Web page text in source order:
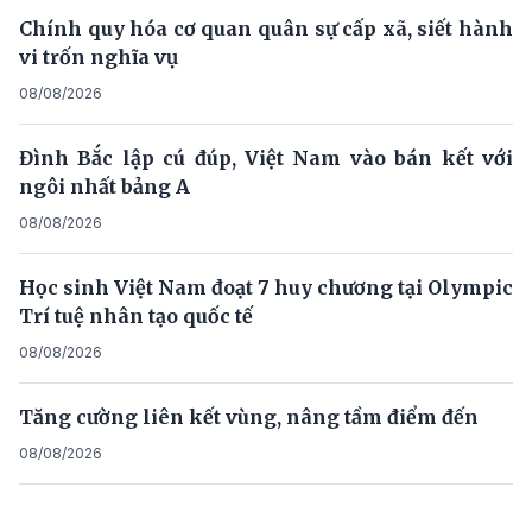
Chính quy hóa cơ quan quân sự cấp xã, siết hành
vi trốn nghĩa vụ
08/08/2026
Đình Bắc lập cú đúp, Việt Nam vào bán kết với
ngôi nhất bảng A
08/08/2026
Học sinh Việt Nam đoạt 7 huy chương tại Olympic
Trí tuệ nhân tạo quốc tế
08/08/2026
Tăng cường liên kết vùng, nâng tầm điểm đến
08/08/2026